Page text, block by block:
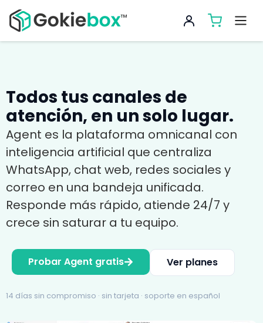
Todos tus canales de
atención, en un solo lugar.
Agent es la plataforma omnicanal con
inteligencia artificial que centraliza
WhatsApp, chat web, redes sociales y
correo en una bandeja unificada.
Responde más rápido, atiende 24/7 y
crece sin saturar a tu equipo.
Probar Agent gratis Ver planes
14 días sin compromiso · sin tarjeta · soporte en español